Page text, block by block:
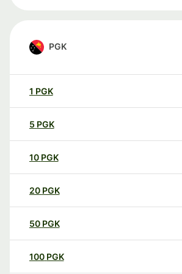
PGK
1 PGK
5 PGK
10 PGK
20 PGK
50 PGK
100 PGK